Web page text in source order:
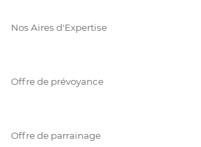
Nos Aires d'Expertise
Offre de prévoyance
Offre de parrainage